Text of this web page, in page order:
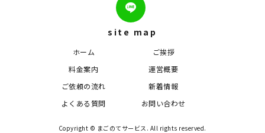
site map
ホーム
料金案内
ご依頼の流れ
よくある質問
ご挨拶
運営概要
新着情報
お問い合わせ
Copyright © まごのてサービス. All rights reserved.